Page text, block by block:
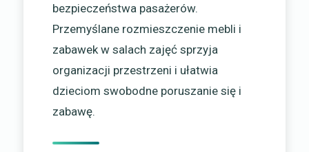
bezpieczeństwa pasażerów.
Przemyślane rozmieszczenie mebli i
zabawek w salach zajęć sprzyja
organizacji przestrzeni i ułatwia
dzieciom swobodne poruszanie się i
zabawę.